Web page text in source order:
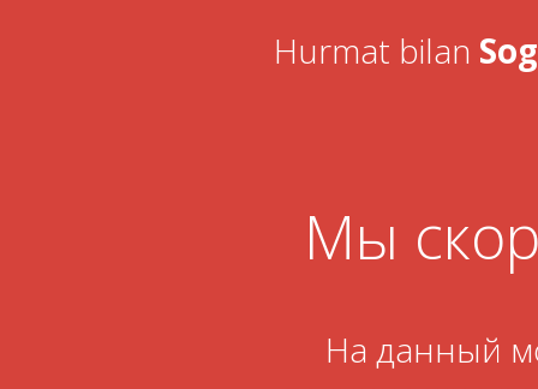
Hurmat bilan
Мы
На данный